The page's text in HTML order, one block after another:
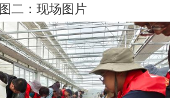
图二：现场图片